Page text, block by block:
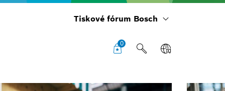
Tiskové fórum Bosch
0